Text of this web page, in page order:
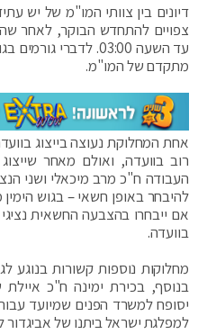
דיונים בין צוותי המו"מ של יש
צפויים להתחדש הבוקר, לאחר
עד השעה 03:00. לדברי
מתקדם של המו"מ.
אחת המחלוקת נעוצה בייצוג
רוב בוועדה, ואולם מאחר
העבודה ח"כ מרב מיכאלי ושני
להיבחר באופן חשאי – בגוש הימין
אם ייבחרו בהצבעה החשאית
בוועדה.
מחלוקות נוספות קשורות בנוגע
בנוסף, בכירת ימינה ח"כ
יסופח למשרד הפנים שמיועד
למפלגת ישראל ביתנו של אביגדור